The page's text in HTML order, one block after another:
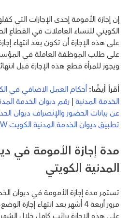
إن إجازة الأمومة إحدى الإجازات التي
الكويتي للنساء العاملات في
على هذه الإجازة أن تكون بعد انتهاء
على طلب الموظفة العاملة في
ويجوز للمرأة قطع هذه الإجازة قبل
أقرأ أيضًا: أحكام العمل الاضافي في
الخدمة المدنية | رقم ديوان الخدمة
عن بيانات الحضور والإنصراف ديوان
تطبيق ديوان الخدمة المدنية الكويت CSC KW
مدة إجازة الأمومة في
المدنية الكويتي
تستمر مدة إجازة الأمومة في ديوان
مرور أربعة 4 أشهر بعد انتهاء